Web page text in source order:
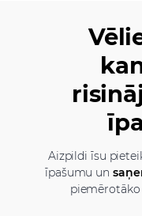
Aizpildi īsu
īpašumu un